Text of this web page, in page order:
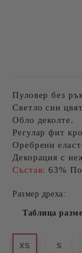
Пуловер без
Светло син
Обло деколте.
Регулар фит
Оребрени
Декорация с
Състав:63%
Размер дреха:
Таблица
XS S